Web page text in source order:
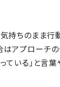
持ちのまま行
アプローチ
ている」と言